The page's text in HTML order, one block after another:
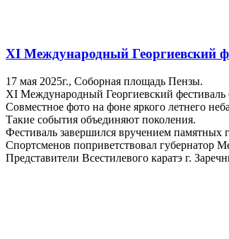
XI Международный Георгиевский
17 мая 2025г., Соборная площадь Пензы.
XI Международный Георгиевский фестиваль
Совместное фото на фоне яркого летнего
Такие события объединяют поколения.
Фестиваль завершился вручением памятных
Спортсменов поприветствовал губернатор
Представители Всестилевого каратэ г.